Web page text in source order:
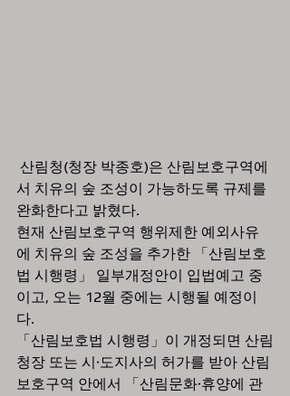
서 치유의 숲 조성이 가능하도록 규제를
완화한다고 밝혔다.
현재 산림보호구역 행위제한 예외사유
에 치유의 숲 조성을 추가한 「산림보호
법 시행령」 일부개정안이 입법예고 중
이고, 오는 12월 중에는 시행될 예정이
다.
「산림보호법 시행령」이 개정되면 산림
청장 또는 시·도지사의 허가를 받아 산림
보호구역 안에서 「산림문화·휴양에 관